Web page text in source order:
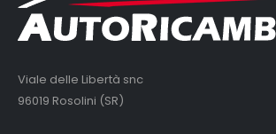
Viale delle Libertà snc
96019 Rosolini (SR)